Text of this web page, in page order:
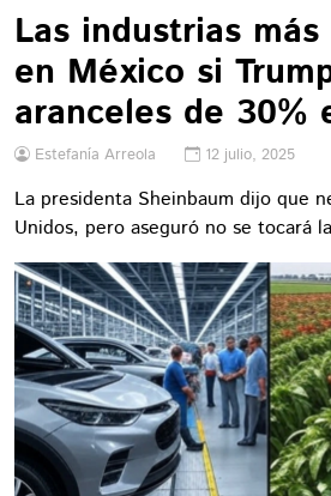
Las industrias
en México si
aranceles de 30%
Estefanía Arreola 12 julio, 2025
La presidenta Sheinbaum dijo que
Unidos, pero aseguró no se tocará